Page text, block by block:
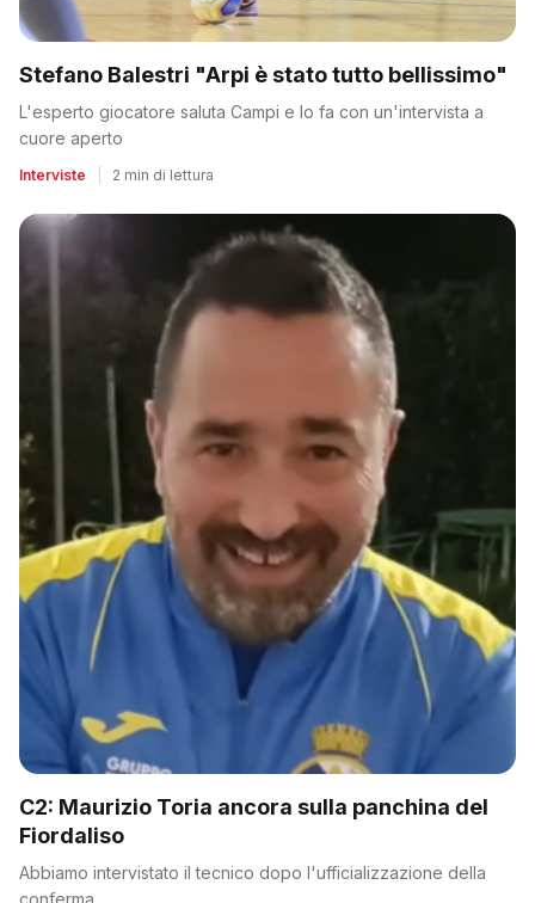
Stefano Balestri "Arpi è stato tutto bellissimo"
L'esperto giocatore saluta Campi e lo fa con un'intervista a
cuore aperto
Interviste 2 min di lettura
C2: Maurizio Toria ancora sulla panchina del
Fiordaliso
Abbiamo intervistato il tecnico dopo l'ufficializzazione della